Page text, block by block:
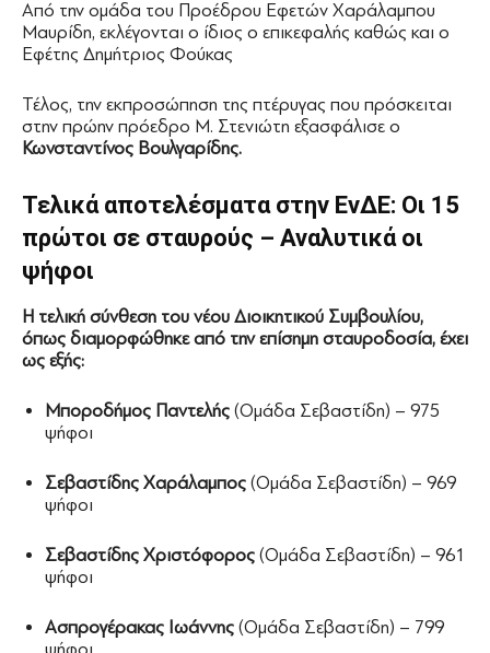
Από την ομάδα του Προέδρου Εφετών Χαράλαμπου
Μαυρίδη, εκλέγονται ο ίδιος ο επικεφαλής καθώς και ο
Εφέτης Δημήτριος Φούκας
Τέλος, την εκπροσώπηση της πτέρυγας που πρόσκειται
στην πρώην πρόεδρο Μ. Στενιώτη εξασφάλισε ο
Κωνσταντίνος Βουλγαρίδης.
Τελικά αποτελέσματα στην ΕνΔΕ: Οι 15
πρώτοι σε σταυρούς – Αναλυτικά οι
ψήφοι
Η τελική σύνθεση του νέου Διοικητικού Συμβουλίου,
όπως διαμορφώθηκε από την επίσημη σταυροδοσία, έχει
ως εξής:
Μποροδήμος Παντελής (Ομάδα Σεβαστίδη) – 975
ψήφοι
Σεβαστίδης Χαράλαμπος (Ομάδα Σεβαστίδη) – 969
ψήφοι
Σεβαστίδης Χριστόφορος (Ομάδα Σεβαστίδη) – 961
ψήφοι
Ασπρογέρακας Ιωάννης (Ομάδα Σεβαστίδη) – 799